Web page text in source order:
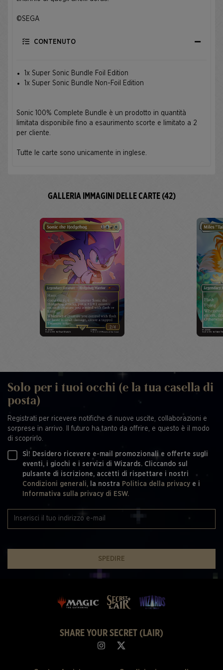
©SEGA
CONTENUTO
1x Super Sonic Bundle Foil Edition
1x Super Sonic Bundle Non-Foil Edition
Sonic 100% Complete Bundle è un prodotto in quantità
limitata disponibile fino a esaurimento scorte e limitato a 2
per cliente.
Tutte le carte sono unicamente in inglese.
GALLERIA IMMAGINI DELLE CARTE (42)
Solo per i tuoi occhi (e la tua casella di
posta)
Registrati per ricevere notifiche di nuove uscite, collaborazioni e
sorprese in arrivo. Il futuro ha tanto da offrire, e questo è il modo
di scoprirlo.
SÌ! Desidero ricevere e-mail promozionali e offerte sugli
eventi, i giochi e i servizi di Wizards. Cliccando sul
pulsante di iscrizione, accetti di rispettare i nostri
Condizioni generali,
la nostra Politica della privacy e i
Informativa sulla privacy di ESW.
SPEDIRE
SHARE YOUR SECRET (LAIR)